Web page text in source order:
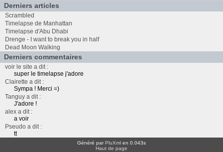
Derniers articles
Scrambled
Timelapse de Manhattan
Timelapse d'Abu Dhabi
Drenge - I want to break you in half
Dead Moon Walking
Derniers commentaires
voir le site a dit :
super le timelapse j'adore
Clairette a dit :
Sympa ! Merci =)
Tanguy a dit :
J'adore !
alex a dit :
a voir
Pseudo a dit :
tt
Généré parPluXml en 0.043s
Haut de page